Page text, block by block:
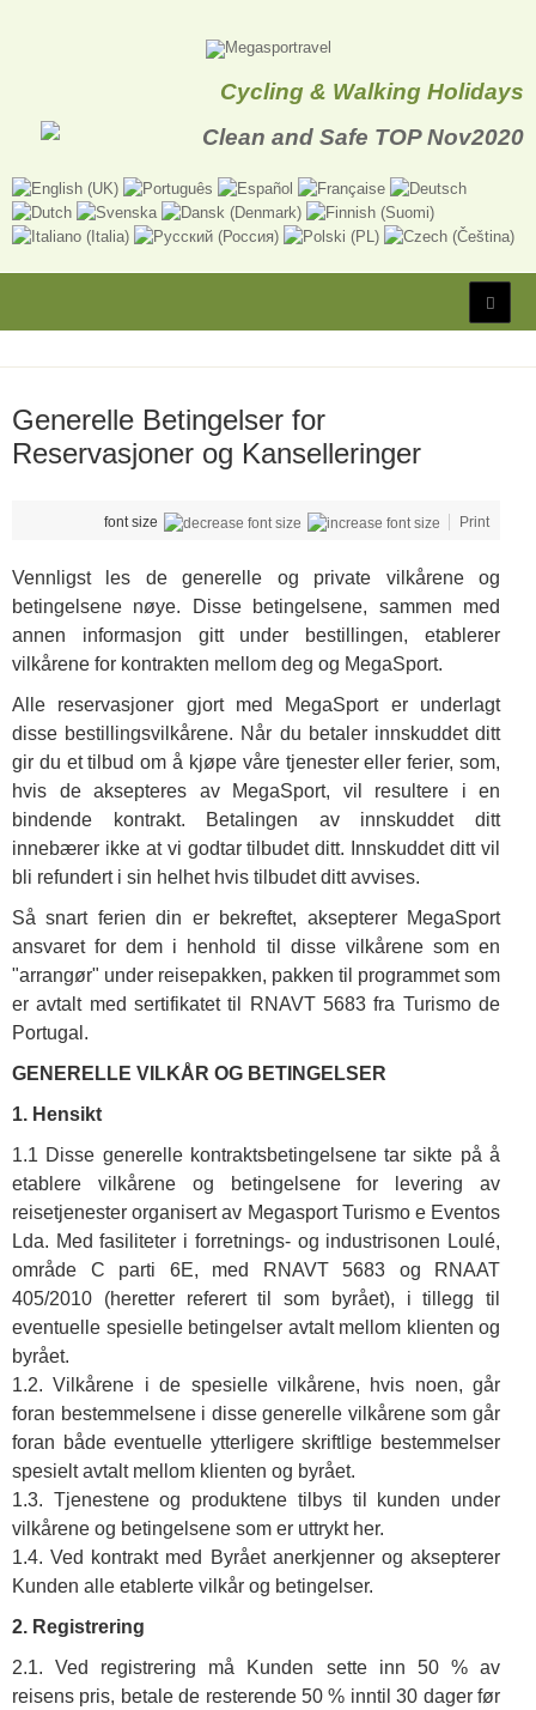
Cycling & Walking Holidays
Generelle Betingelser for
Reservasjoner og Kanselleringer
font size Print
Vennligst les de generelle og private vilkårene og
betingelsene nøye. Disse betingelsene, sammen med
annen informasjon gitt under bestillingen, etablerer
vilkårene for kontrakten mellom deg og MegaSport.
Alle reservasjoner gjort med MegaSport er underlagt
disse bestillingsvilkårene. Når du betaler innskuddet ditt
gir du et tilbud om å kjøpe våre tjenester eller ferier, som,
hvis de aksepteres av MegaSport, vil resultere i en
bindende kontrakt. Betalingen av innskuddet ditt
innebærer ikke at vi godtar tilbudet ditt. Innskuddet ditt vil
bli refundert i sin helhet hvis tilbudet ditt avvises.
Så snart ferien din er bekreftet, aksepterer MegaSport
ansvaret for dem i henhold til disse vilkårene som en
"arrangør" under reisepakken, pakken til programmet som
er avtalt med sertifikatet til RNAVT 5683 fra Turismo de
Portugal.
GENERELLE VILKÅR OG BETINGELSER
1. Hensikt
1.1 Disse generelle kontraktsbetingelsene tar sikte på å
etablere vilkårene og betingelsene for levering av
reisetjenester organisert av Megasport Turismo e Eventos
Lda. Med fasiliteter i forretnings- og industrisonen Loulé,
område C parti 6E, med RNAVT 5683 og RNAAT
405/2010 (heretter referert til som byrået), i tillegg til
eventuelle spesielle betingelser avtalt mellom klienten og
byrået.
1.2. Vilkårene i de spesielle vilkårene, hvis noen, går
foran bestemmelsene i disse generelle vilkårene som går
foran både eventuelle ytterligere skriftlige bestemmelser
spesielt avtalt mellom klienten og byrået.
1.3. Tjenestene og produktene tilbys til kunden under
vilkårene og betingelsene som er uttrykt her.
1.4. Ved kontrakt med Byrået anerkjenner og aksepterer
Kunden alle etablerte vilkår og betingelser.
2. Registrering
2.1. Ved registrering må Kunden sette inn 50 % av
reisens pris, betale de resterende 50 % inntil 30 dager før